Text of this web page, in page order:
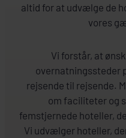
altid for at udvælge de
vores
Vi forstår, at
overnatningssteder
rejsende til rejsende.
om faciliteter og
femstjernede hoteller,
Vi udvælger hoteller,